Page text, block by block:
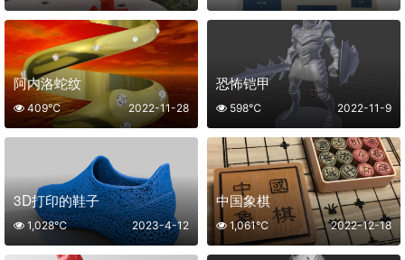
阿内洛蛇纹
2022-11-28
409℃
恐怖铠甲
2022-11-9
598℃
3D打印的鞋子
2023-4-12
1,028℃
中国象棋
2022-12-18
1,061℃